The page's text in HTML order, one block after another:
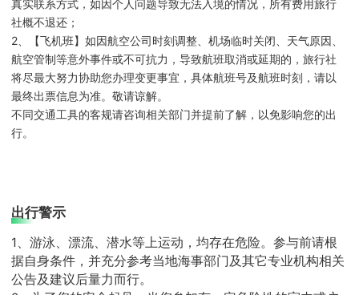
真实联系方式，如因个人问题导致无法入境的情况，所有费用旅行
社概不退还；
2、【飞机班】如因航空公司时刻调整、机场临时关闭、天气原因、
航空管制等意外事件或不可抗力，导致航班取消或延期的，旅行社
将尽最大努力协助您办理变更事宜，具体航班号及航班时刻，请以
最终出票信息为准。敬请谅解。
不同交通工具的客规请咨询相关部门并提前了解，以免影响您的出
行。
出行警示
1、游泳、漂流、潜水等上运动，均存在危险。参与前请根
据自身条件，并充分参考当地海事部门及其它专业机构相关
公告及建议后量力而行。